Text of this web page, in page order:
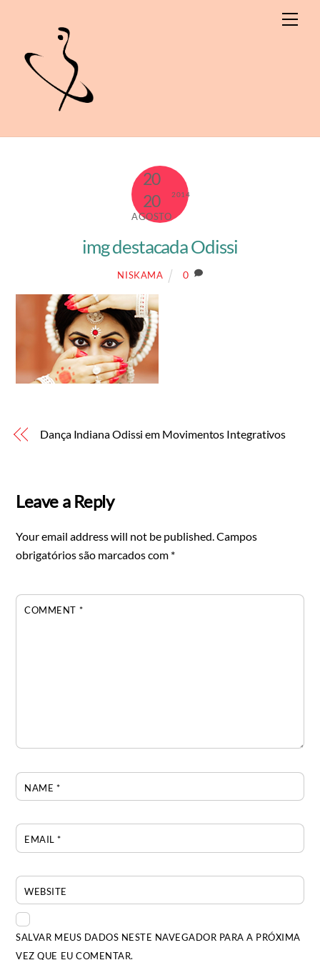
20
20
AGOSTO
2014
img destacada Odissi
NISKAMA 0
Dança Indiana Odissi em Movimentos Integrativos
Leave a Reply
Your email address will not be published. Campos
obrigatórios são marcados com *
COMMENT *
NAME *
EMAIL*
WEBSITE
SALVAR MEUS DADOS NESTE NAVEGADOR PARA A PRÓXIMA
VEZ QUE EU COMENTAR.